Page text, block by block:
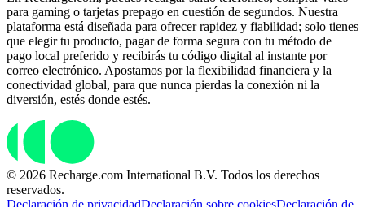
para gaming o tarjetas prepago en cuestión de segundos. Nuestra
plataforma está diseñada para ofrecer rapidez y fiabilidad; solo tienes
que elegir tu producto, pagar de forma segura con tu método de
pago local preferido y recibirás tu código digital al instante por
correo electrónico. Apostamos por la flexibilidad financiera y la
conectividad global, para que nunca pierdas la conexión ni la
diversión, estés donde estés.
© 2026 Recharge.com International B.V. Todos los derechos
reservados.